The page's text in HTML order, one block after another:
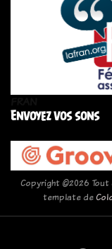
Envoyez vos sons
Copyright ©2026
template de